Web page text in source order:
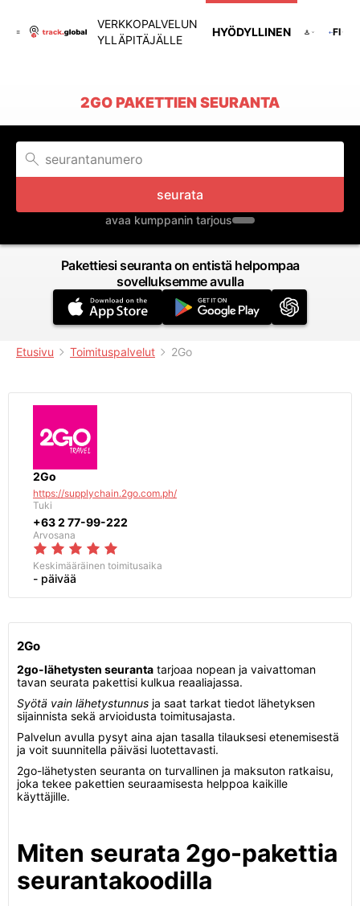
VERKKOPALVELUN
YLLÄPITÄJÄLLE
HYÖDYLLINEN FI
2GO PAKETTIEN SEURANTA
seurata
avaa kumppanin tarjous
Pakettiesi seuranta on entistä helpompaa
sovelluksemme avulla
Etusivu Toimituspalvelut 2Go
2Go
https://supplychain.2go.com.ph/
Tuki
+63 2 77-99-222
Arvosana
Keskimääräinen toimitusaika
- päivää
2Go
2go-lähetysten seuranta tarjoaa nopean ja vaivattoman
tavan seurata pakettisi kulkua reaaliajassa.
Syötä vain lähetystunnus ja saat tarkat tiedot lähetyksen
sijainnista sekä arvioidusta toimitusajasta.
Palvelun avulla pysyt aina ajan tasalla tilauksesi etenemisestä
ja voit suunnitella päiväsi luotettavasti.
2go-lähetysten seuranta on turvallinen ja maksuton ratkaisu,
joka tekee pakettien seuraamisesta helppoa kaikille
käyttäjille.
Miten seurata 2go-pakettia
seurantakoodilla